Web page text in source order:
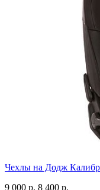
Чехлы на Додж Калибр
9 000 р. 8 400 р.